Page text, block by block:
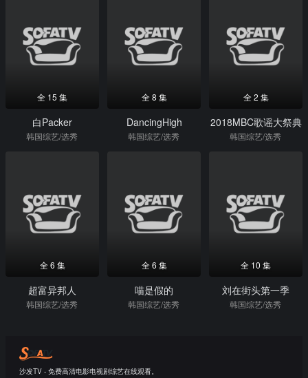
全 15 集
白Packer
韩国综艺/选秀
全 8 集
DancingHigh
韩国综艺/选秀
全 2 集
2018MBC歌谣大祭典‎
韩国综艺/选秀
全 6 集
超富异邦人
韩国综艺/选秀
全 6 集
喵是假的
韩国综艺/选秀
全 10 集
刘在街头第一季
韩国综艺/选秀
沙发TV - 免费高清电影电视剧综艺在线观看。